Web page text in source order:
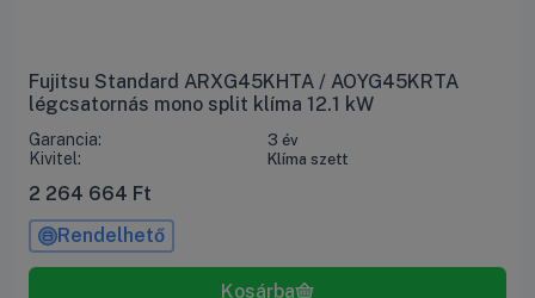
Fujitsu Standard ARXG45KHTA / AOYG45KRTA
légcsatornás mono split klíma 12.1 kW
Garancia: 3 év
Kivitel: Klíma szett
2 264 664 Ft
Rendelhető